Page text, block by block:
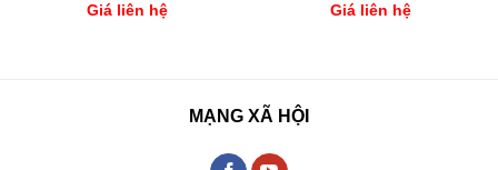
Giá liên hệ
Giá liên hệ
MẠNG XÃ HỘI